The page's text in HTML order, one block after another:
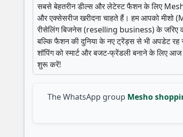
सबसे बेहतरीन डील्स और लेटेस्ट फैशन के लिए
और एक्सेसरीज खरीदना चाहते हैं। हम आपको मीशो
रीसेलिंग बिजनेस (reselling business) के जरिए
बल्कि फैशन की दुनिया के नए ट्रेंड्स से भी अपडेट रह
शॉपिंग को स्मार्ट और बजट-फ्रेंडली बनाने के लिए
शुरू करें!
The WhatsApp group Mesho